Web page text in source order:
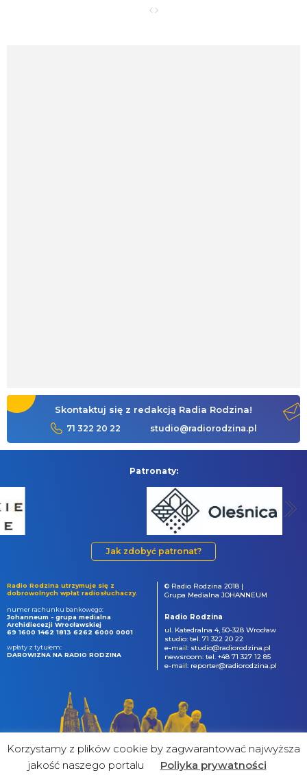
Skontaktuj się z redakcją Radia Rodzina!
71 322 20 22 studio@radiorodzina.pl
Patronaty:
Jak zdobyć patronat?
Radio Rodzina utrzymuje się z
dobrowolnych wpłat radiosłuchaczy.
numer rachunku bankowego:
Johanneum - grupa medialna
Archidiecezji Wrocławskiej
69 1600 1462 1813 6262 6000 0001
wpłaty z tytułem:
DAROWIZNA NA RADIO RODZINA
© Radio Rodzina 2018 |
Grupa Medialna JOHANNEUM
Radio Rodzina
ul. Katedralna 4, 50-328 Wrocław
studio: tel. 71 322 20 22
e-mail: studio@radiorodzina.pl
newsroom: tel. +48 71 327 12 85
e-mail: reporter@radiorodzina.pl
Korzystamy z plików cookie by zagwarantować najwyższa
jakość naszego portalu
Poliyka prywatności